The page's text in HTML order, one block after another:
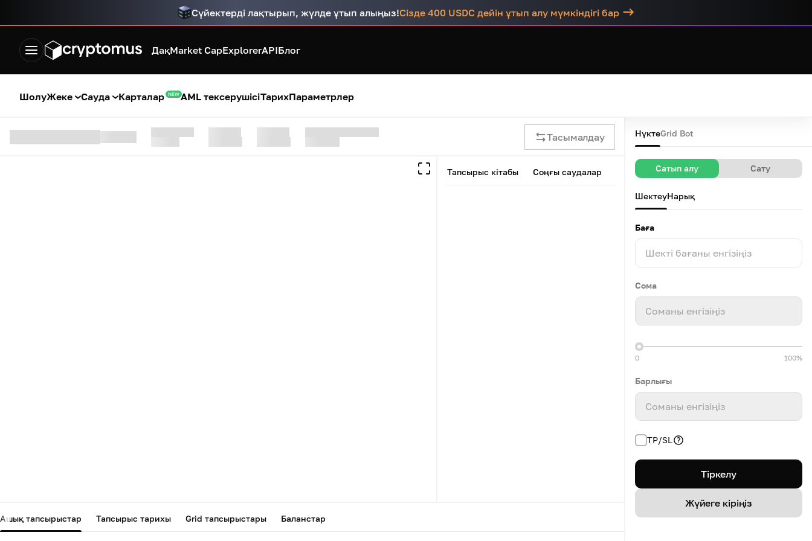
Сүйектерді лақтырып, жүлде ұтып алыңыз!Сізде 400 USDC дейін ұтып алу мүмкіндігі бар
ДақMarket CapExplorerAPIБлог
ШолуЖеке Сауда Карталар NEW AML тексерушісіТарихПараметрлер
Тасымалдау
Тапсырыс кітабы Соңғы саудалар
НүктеGrid Bot
Сатып алу Сату
ШектеуНарық
Баға
Шекті бағаны енгізіңіз
Сома
Соманы енгізіңіз
0 100%
Барлығы
Соманы енгізіңіз
TP/SL
Тіркелу
Жүйеге кіріңіз
Ашық тапсырыстар Тапсырыс тарихы Grid тапсырыстары Баланстар